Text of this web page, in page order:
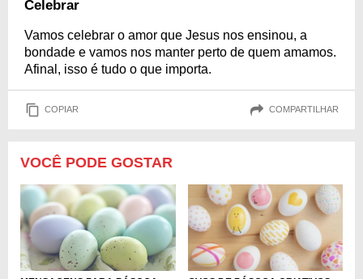
Celebrar
Vamos celebrar o amor que Jesus nos ensinou, a
bondade e vamos nos manter perto de quem amamos.
Afinal, isso é tudo o que importa.
COPIAR COMPARTILHAR
VOCÊ PODE GOSTAR